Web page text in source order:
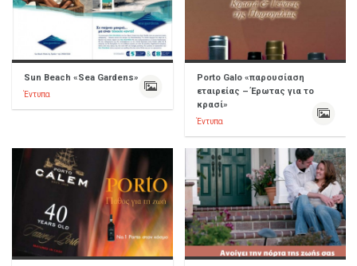
Sun Beach «Sea Gardens»
Έντυπα
Porto Galo «παρουσίαση
εταιρείας – Έρωτας για το
κρασί»
Έντυπα